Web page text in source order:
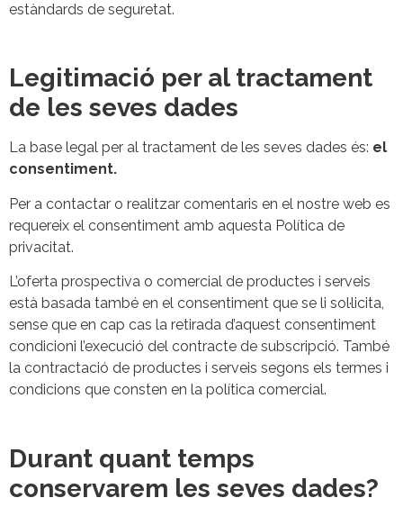
estàndards de seguretat.
Legitimació per al tractament
de les seves dades
La base legal per al tractament de les seves dades és: el
consentiment.
Per a contactar o realitzar comentaris en el nostre web es
requereix el consentiment amb aquesta Política de
privacitat.
L’oferta prospectiva o comercial de productes i serveis
està basada també en el consentiment que se li sol·licita,
sense que en cap cas la retirada d’aquest consentiment
condicioni l’execució del contracte de subscripció. També
la contractació de productes i serveis segons els termes i
condicions que consten en la política comercial.
Durant quant temps
conservarem les seves dades?